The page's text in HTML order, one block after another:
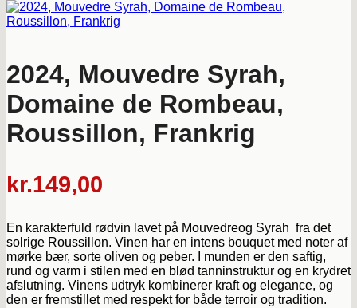
2024, Mouvedre Syrah,
Domaine de Rombeau,
Roussillon, Frankrig
kr.149,00
En karakterfuld rødvin lavet på Mouvedreog Syrah fra det
solrige Roussillon. Vinen har en intens bouquet med noter af
mørke bær, sorte oliven og peber. I munden er den saftig,
rund og varm i stilen med en blød tanninstruktur og en krydret
afslutning. Vinens udtryk kombinerer kraft og elegance, og
den er fremstillet med respekt for både terroir og tradition.